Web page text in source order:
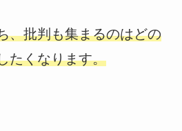
、批判も集まるのはどの
たくなります。